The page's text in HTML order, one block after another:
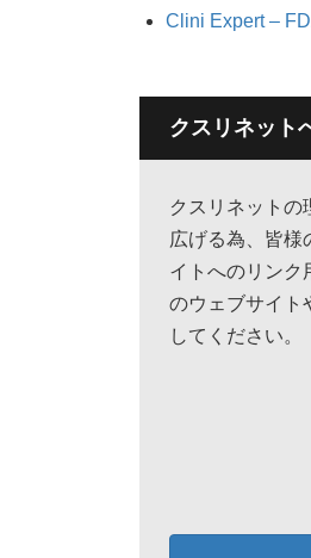
Clini Expert –
クスリネット
クスリネットの
広げる為、皆
イトへのリンク
のウェブサイト
してください。